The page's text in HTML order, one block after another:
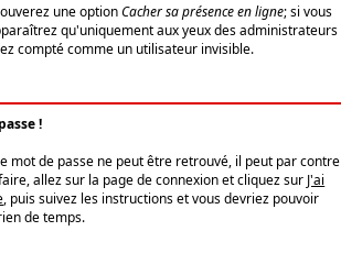
une optionCacher sa présence en ligne; si vous
qu'uniquement aux yeux des administrateurs
compté comme un utilisateur invisible.
!
mot de passe ne peut être retrouvé, il peut par contre
allez sur la page de connexion et cliquez sur J'ai
, puis suivez les instructions et vous devriez pouvoir
de temps.